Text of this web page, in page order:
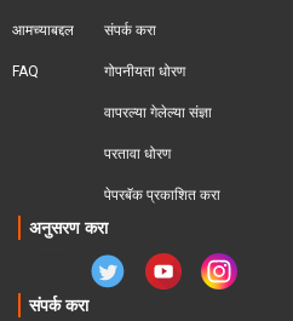
आमच्याबद्दल
FAQ
संपर्क करा
गोपनीयता धोरण
वापरल्या गेलेल्या संज्ञा
परतावा धोरण
पेपरबॅक प्रकाशित करा
अनुसरण करा
संपर्क करा